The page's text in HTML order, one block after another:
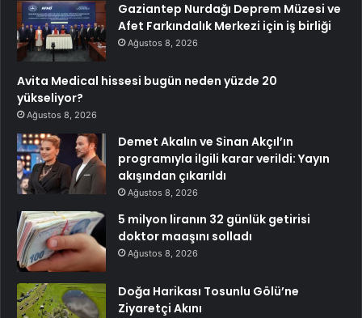
Gaziantep Nurdağı Deprem Müzesi ve
Afet Farkındalık Merkezi için iş birliği
Ağustos 8, 2026
Avita Medical hissesi bugün neden yüzde 20
yükseliyor?
Ağustos 8, 2026
Demet Akalın ve Sinan Akçıl’ın
programıyla ilgili karar verildi: Yayın
akışından çıkarıldı
Ağustos 8, 2026
5 milyon liranın 32 günlük getirisi
doktor maaşını solladı
Ağustos 8, 2026
Doğa Harikası Tosunlu Gölü’ne
Ziyaretçi Akını